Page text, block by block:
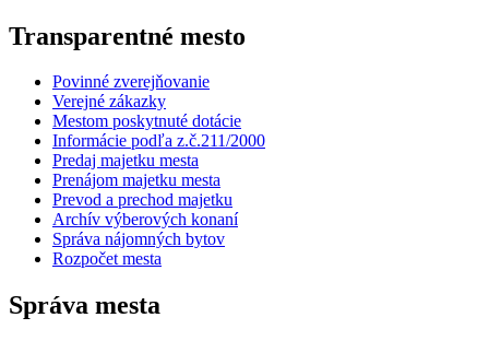
Transparentné mesto
Povinné zverejňovanie
Verejné zákazky
Mestom poskytnuté dotácie
Informácie podľa z.č.211/2000
Predaj majetku mesta
Prenájom majetku mesta
Prevod a prechod majetku
Archív výberových konaní
Správa nájomných bytov
Rozpočet mesta
Správa mesta